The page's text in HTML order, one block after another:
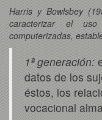
Harris y Bowlsbey
caracterizar el
computerizadas,
1ª generación:
datos de los
éstos, los
vocacional